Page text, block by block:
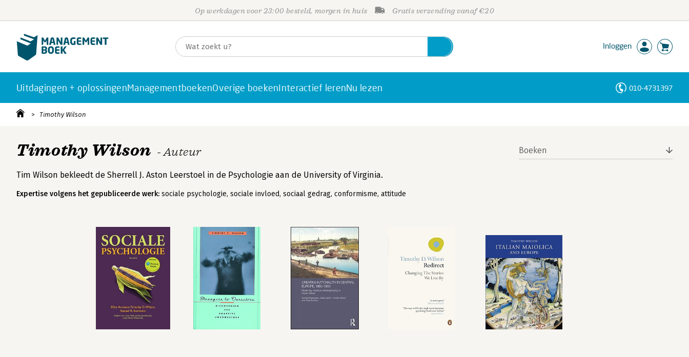
Op werkdagen voor 23:00 besteld, morgen in huis Gratis verzending vanaf €20
Inloggen
Uitdagingen + oplossingenManagementboekenOverige boekenInteractief lerenNu lezen 010-4731397
Timothy Wilson
Timothy Wilson - Auteur
Tim Wilson bekleedt de Sherrell J. Aston Leerstoel in de Psychologie aan de University of Virginia.
Expertise volgens het gepubliceerde werk: sociale psychologie, sociale invloed, sociaal gedrag, conformisme, attitude
Boeken
Personen